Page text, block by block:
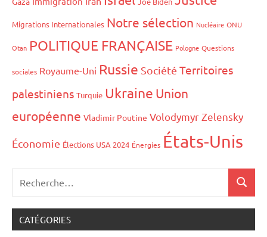
Migrations Internationales Notre sélection Nucléaire ONU
Otan POLITIQUE FRANÇAISE Pologne Questions
sociales Royaume-Uni Russie Société Territoires
palestiniens Turquie Ukraine Union
européenne Vladimir Poutine Volodymyr Zelensky
Économie Élections USA 2024 Énergies États-Unis
CATÉGORIES